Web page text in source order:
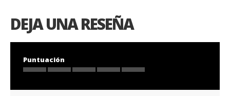
DEJA UNA RESEÑA
Puntuación
star
stars
stars
stars
stars